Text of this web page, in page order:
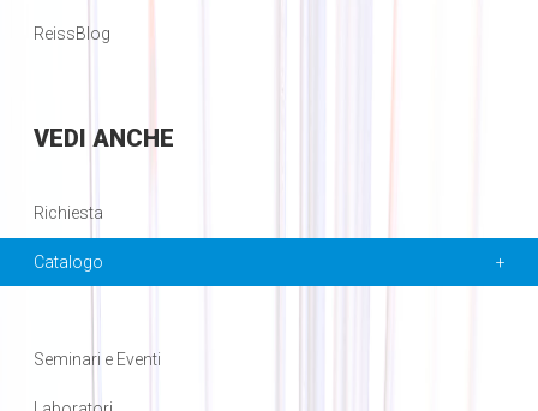
ReissBlog
VEDI ANCHE
Richiesta
Catalogo
Seminari e Eventi